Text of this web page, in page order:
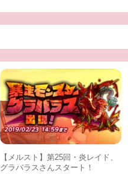
【メルスト】第25回・炎レイド、
グラバラスさんスタート！